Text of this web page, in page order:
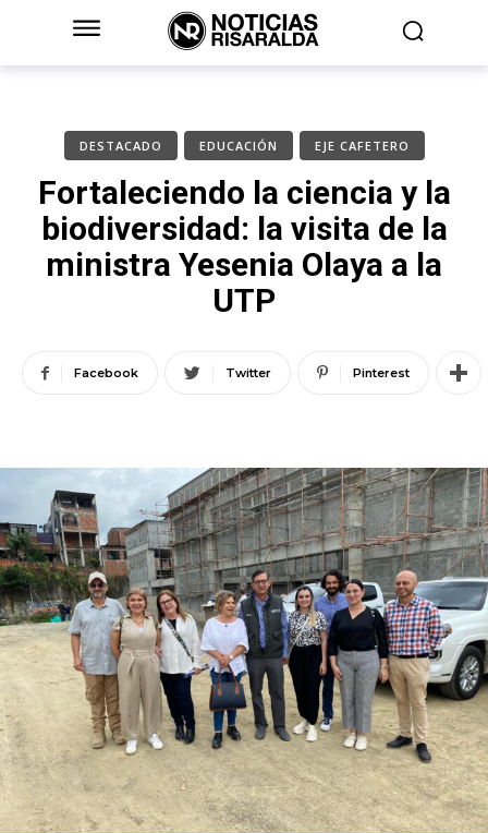
DESTACADO EDUCACIÓN EJE CAFETERO
Fortaleciendo la ciencia y la
biodiversidad: la visita de la
ministra Yesenia Olaya a la
UTP
Facebook Twitter Pinterest